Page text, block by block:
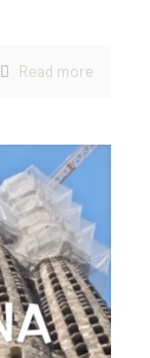
Read more